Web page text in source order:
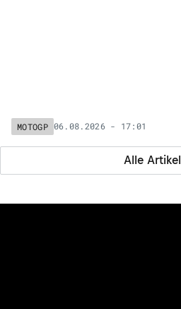
Alle Artikel
MOTOGP 06.08.2026 - 17:01